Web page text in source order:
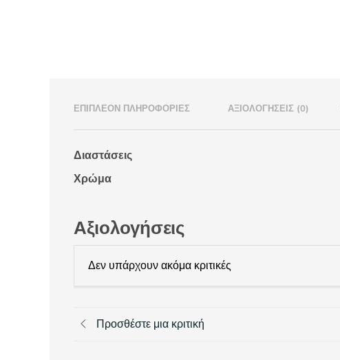
ΕΠΙΠΛΈΟΝ ΠΛΗΡΟΦΟΡΊΕΣ ΑΞΙΟΛΟΓΉΣΕΙΣ (0)
Διαστάσεις
Χρώμα
Αξιολογήσεις
Δεν υπάρχουν ακόμα κριτικές
Προσθέστε μια κριτική